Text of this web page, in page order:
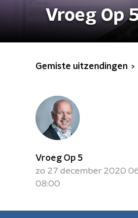
Vroeg Op
Gemiste uitzendingen
Vroeg Op 5
zo 27 december 2020
08:00